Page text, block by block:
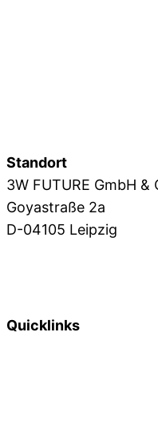
Standort
3W FUTURE GmbH &
Goyastraße 2a
D-04105 Leipzig
Quicklinks